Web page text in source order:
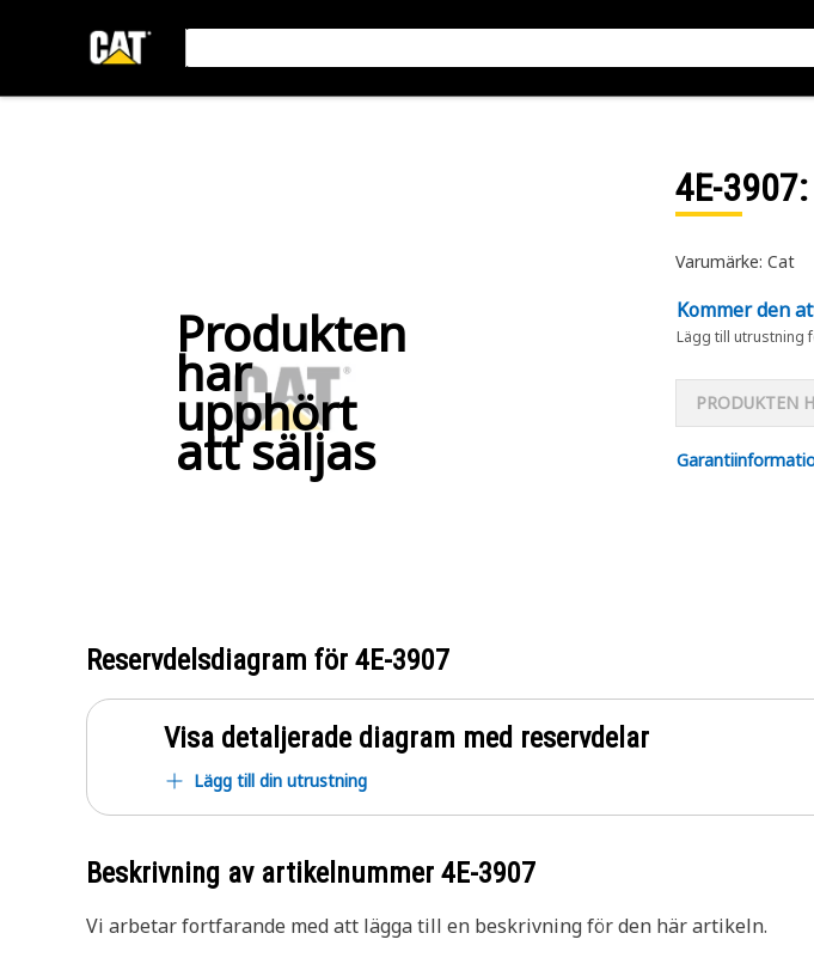
Produkten
har
upphört
att säljas
4E-3907
Varumärke: Cat
Kommer den
Lägg till utrustning
PRODUKTEN
Reservdelsdiagram för 4E-3907
Visa detaljerade diagram med reservdelar
Lägg till din utrustning
Beskrivning av artikelnummer 4E-3907
Vi arbetar fortfarande med att lägga till en beskrivning för den här artikeln.